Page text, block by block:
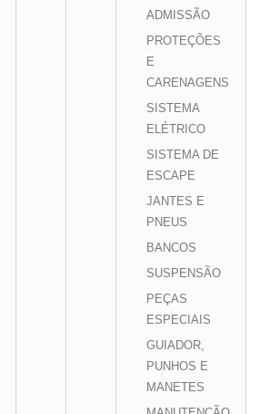
ADMISSÃO
PROTEÇÕES
E
CARENAGENS
SISTEMA
ELÉTRICO
SISTEMA DE
ESCAPE
JANTES E
PNEUS
BANCOS
SUSPENSÃO
PEÇAS
ESPECIAIS
GUIADOR,
PUNHOS E
MANETES